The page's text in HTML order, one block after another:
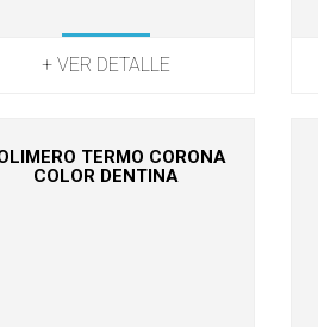
+ VER DETALLE
TERMO CORONA
COLOR DENTINA